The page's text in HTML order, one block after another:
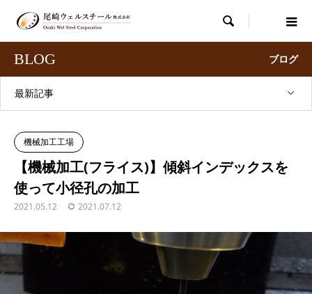

BLOG ブログ
最新記事
機械加工工場
【機械加工(フライス)】傾斜インデックスを
使って小径孔の加工
2021.05.12 2021.07.12